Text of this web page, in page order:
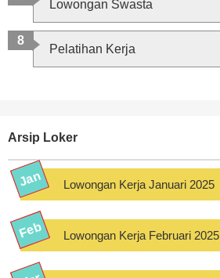
Lowongan Swasta
Pelatihan Kerja
Arsip Loker
Lowongan Kerja Januari 2025
Lowongan Kerja Februari 2025